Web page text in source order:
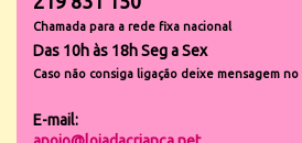
Chamada para a rede fixa nacional
Das 10h às 18h Seg a Sex
Caso não consiga ligação deixe mensagem
E-mail: